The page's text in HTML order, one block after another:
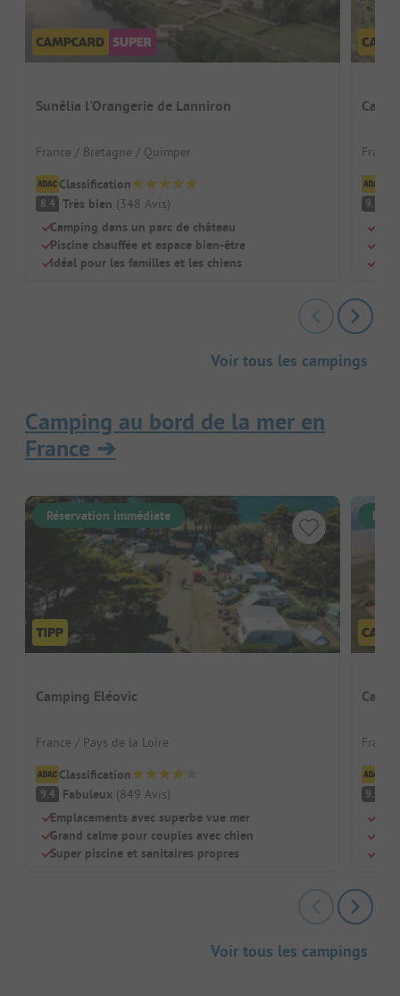
Sunêlia l'Orangerie de Lanniron
France / Bretagne / Quimper
Classification
8.4 Très bien (348 Avis)
Camping dans un parc de château
Piscine chauffée et espace bien-être
Idéal pour les familles et les chiens
9.3
Voir tous les campings
Camping au bord de la mer en
France ➔
Réservation immédiate
Camping Eléovic
France / Pays de la Loire
Classification
9.4 Fabuleux (849 Avis)
Emplacements avec superbe vue mer
Grand calme pour couples avec chien
Super piscine et sanitaires propres
France
9.3
Voir tous les campings